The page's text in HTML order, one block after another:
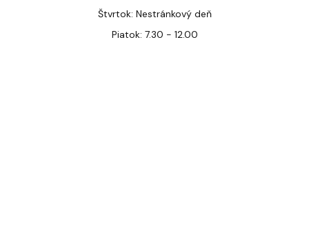
Štvrtok: Nestránkový deň
Piatok: 7.30 - 12.00